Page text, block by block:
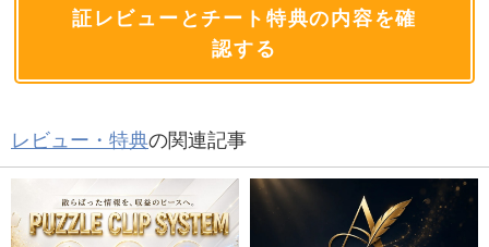
証レビューとチート特典の内容を確
認する
レビュー・特典の関連記事